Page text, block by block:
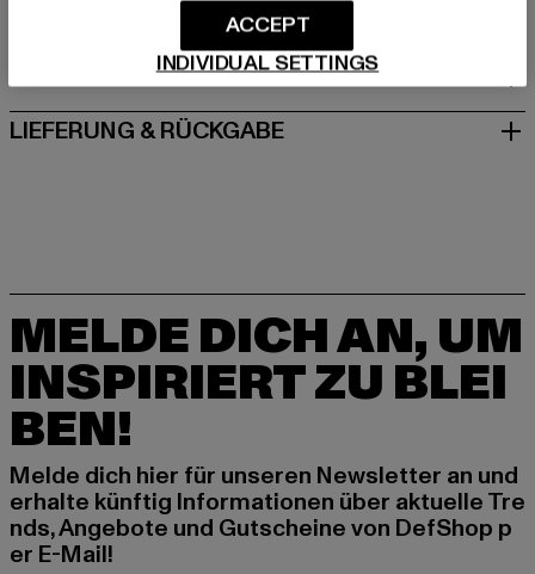
GRÖSSE & PASSFORM
PFLEGEHINWEISE
LIEFERUNG & RÜCKGABE
MELDE DICH AN, UM
INSPIRIERT ZU BLEI
BEN!
Melde dich hier für unseren Newsletter an und
erhalte künftig Informationen über aktuelle Tre
nds, Angebote und Gutscheine von DefShop p
er E-Mail!
INDIVIDUAL SETTINGS
ACCEPT